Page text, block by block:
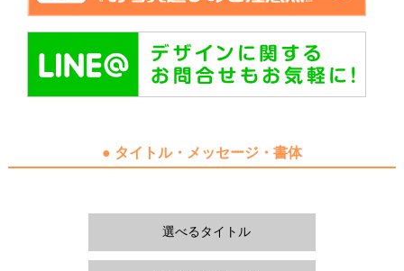
● タイトル・メッセージ・書体
選べるタイトル